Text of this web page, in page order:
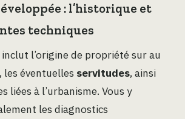
: l’historique et
techniques
l’origine de propriété sur au
les éventuelles servitudes, ainsi
liées à l’urbanisme. Vous y
les diagnostics